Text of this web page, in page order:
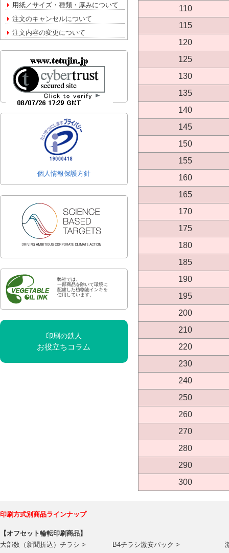
用紙／サイズ・種類・厚みについて
注文のキャンセルについて
注文内容の変更について
個人情報保護方針
弊社では、
一部商品を除いて環境に
配慮した植物油インキを
使用しています。
印刷の鉄人
お役立ちコラム
110
115
120
125
130
135
140
145
150
155
160
165
170
175
180
185
190
195
200
210
220
230
240
250
260
270
280
290
300
印刷方式別商品ラインナップ
【オフセット輪転印刷商品】
大部数（新聞折込）チラシ >
B4チラシ激安パック >